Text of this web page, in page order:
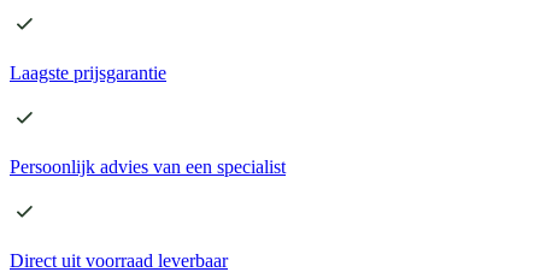
Laagste prijsgarantie
Persoonlijk advies van een specialist
Direct uit voorraad leverbaar